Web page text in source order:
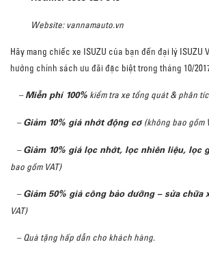
Website: vannamauto.vn
Hãy mang chiếc xe ISUZU của bạn đến đại lý ISUZU
hưởng chính sách ưu đãi đặc biệt trong tháng 10/
–Miễn phí 100% kiểm tra xe tổng quát & phân
–Giảm 10% giá nhớt động cơ(không bao gồm
–Giảm 10% giá lọc nhớt, lọc nhiên liệu, lọc
bao gồm VAT)
–Giảm 50% giá công bảo dưỡng – sửa chữa
VAT)
– Quà tặng hấp dẫn cho khách hàng.